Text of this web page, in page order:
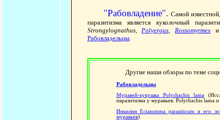
"Рабовладение". Самой
паразитизма является куколочный
Strongylognathus,Polyergus,Rossomyrmex и
Рабовладельцы.
Другие наши обзоры по теме
Рабовладельцы
Муравей-кукушка Polyrhachis lama
паразитизма у муравьев: Polyrhachis lama
Инкилин Ectatomma parasiticum и его
муравьев)